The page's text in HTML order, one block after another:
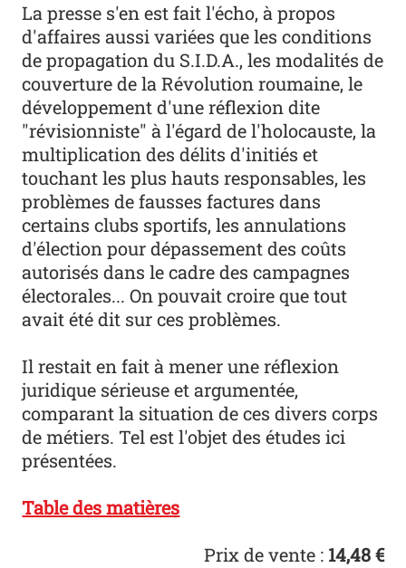
La presse s'en est fait l'écho, à propos
d'affaires aussi variées que les conditions
de propagation du S.I.D.A., les modalités de
couverture de la Révolution roumaine, le
développement d'une réflexion dite
"révisionniste" à l'égard de l'holocauste, la
multiplication des délits d'initiés et
touchant les plus hauts responsables, les
problèmes de fausses factures dans
certains clubs sportifs, les annulations
d'élection pour dépassement des coûts
autorisés dans le cadre des campagnes
électorales... On pouvait croire que tout
avait été dit sur ces problèmes.
Il restait en fait à mener une réflexion
juridique sérieuse et argumentée,
comparant la situation de ces divers corps
de métiers. Tel est l'objet des études ici
présentées.
Table des matières
Prix de vente : 14,48 €